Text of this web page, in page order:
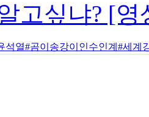
고싶냐? [
석열#곰이송강이인수인계 #세계